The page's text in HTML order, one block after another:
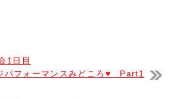
1日目
パフォーマンスみどころ♥ Part1